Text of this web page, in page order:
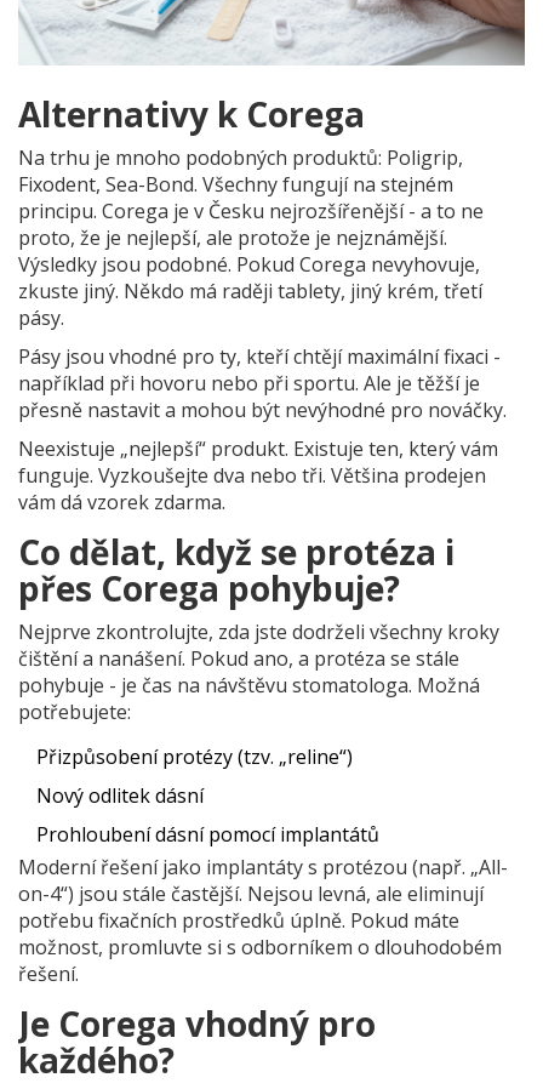
Alternativy k Corega
Na trhu je mnoho podobných produktů: Poligrip,
Fixodent, Sea-Bond. Všechny fungují na stejném
principu. Corega je v Česku nejrozšířenější - a to ne
proto, že je nejlepší, ale protože je nejznámější.
Výsledky jsou podobné. Pokud Corega nevyhovuje,
zkuste jiný. Někdo má raději tablety, jiný krém, třetí
pásy.
Pásy jsou vhodné pro ty, kteří chtějí maximální fixaci -
například při hovoru nebo při sportu. Ale je těžší je
přesně nastavit a mohou být nevýhodné pro nováčky.
Neexistuje „nejlepší“ produkt. Existuje ten, který vám
funguje. Vyzkoušejte dva nebo tři. Většina prodejen
vám dá vzorek zdarma.
Co dělat, když se protéza i
přes Corega pohybuje?
Nejprve zkontrolujte, zda jste dodrželi všechny kroky
čištění a nanášení. Pokud ano, a protéza se stále
pohybuje - je čas na návštěvu stomatologa. Možná
potřebujete:
Přizpůsobení protézy (tzv. „reline“)
Nový odlitek dásní
Prohloubení dásní pomocí implantátů
Moderní řešení jako implantáty s protézou (např. „All-
on-4“) jsou stále častější. Nejsou levná, ale eliminují
potřebu fixačních prostředků úplně. Pokud máte
možnost, promluvte si s odborníkem o dlouhodobém
řešení.
Je Corega vhodný pro
každého?